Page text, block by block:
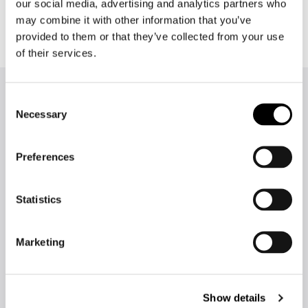
our social media, advertising and analytics partners who
may combine it with other information that you’ve
provided to them or that they’ve collected from your use
of their services.
Selection
Necessary
Preferences
Statistics
Marketing
Show details
Fler nyheter från Lingsoft